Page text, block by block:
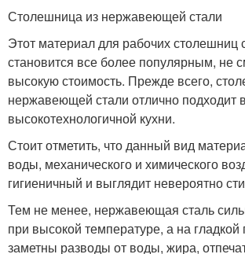
Столешница из нержавеющей стали
Этот материал для рабочих столешниц
становится все более популярным, не
высокую стоимость. Прежде всего,
нержавеющей стали отлично подходит
высокотехнологичной кухни.
Стоит отметить, что данный вид
воды, механического и химического
гигиеничный и выглядит невероятно
Тем не менее, нержавеющая сталь
при высокой температуре, а на гладкой
заметны разводы от воды, жира,